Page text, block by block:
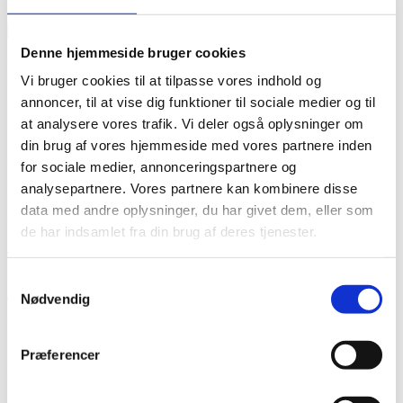
Denne hjemmeside bruger cookies
Vi bruger cookies til at tilpasse vores indhold og
annoncer, til at vise dig funktioner til sociale medier og til
at analysere vores trafik. Vi deler også oplysninger om
din brug af vores hjemmeside med vores partnere inden
for sociale medier, annonceringspartnere og
analysepartnere. Vores partnere kan kombinere disse
data med andre oplysninger, du har givet dem, eller som
de har indsamlet fra din brug af deres tjenester.
Nødvendig
Præferencer
Christina Bredgaard Husum
Daglig leder / Medejer / Diplomuddannet bedemand
Denne e-mail adresse bliver beskyttet mod spambots. Du skal
have JavaScript aktiveret for at vise den.
Årgang 1976, bosat i Viborg
Uddannet pædagog med særlig fokus på mennesker med en autisme
spektrumforstyrrelse - igennem dette arbejde har jeg arbejdet meget
med strukturering af dagen, overblik og projektkoordinering.
begravelsesforretningen i Bjerringbro, Kjellerup-Ans og Karup når
der er behov for det.
dagene og bevare det store overblikket også i pressede situationer –
så der er mere tid og rum til, at bedemændene igennem nærvær og